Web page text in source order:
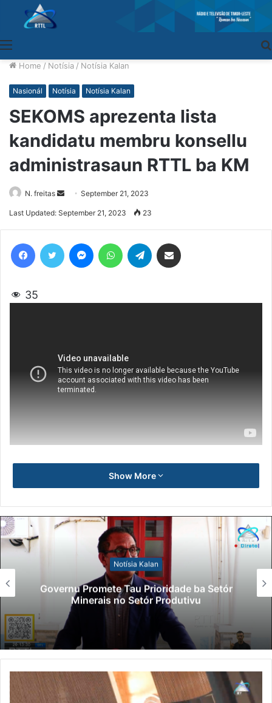
Home / Notísia / Notísia Kalan
Nasionál Notísia Notísia Kalan
SEKOMS aprezenta lista
kandidatu membru konsellu
administrasaun RTTL ba KM
N. freitas
SendSeptember 21, 2023
Last Updated: September 21, 2023 23
35
Show More
Notísia Kalan
Governu Promete Tau Prioridade ba Setór
Minerais no Setór Produtivu